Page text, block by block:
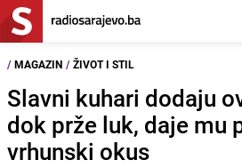
/ MAGAZIN / ŽIVOT I STIL
Slavni kuhari dodaju
dok prže luk, daje mu
vrhunski okus